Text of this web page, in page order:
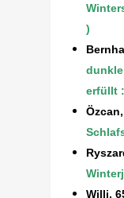
)
erfüllt
Willi,